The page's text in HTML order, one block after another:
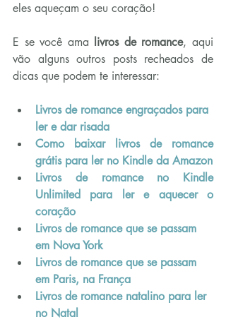
eles aqueçam o seu coração!
E se você ama livros de romance, aqui
vão alguns outros posts recheados de
dicas que podem te interessar:
Livros de romance engraçados para
ler e dar risada
Como baixar livros de romance
grátis para ler no Kindle da Amazon
Livros de romance no Kindle
Unlimited para ler e aquecer o
coração
Livros de romance que se passam
em Nova York
Livros de romance que se passam
em Paris, na França
Livros de romance natalino para ler
no Natal